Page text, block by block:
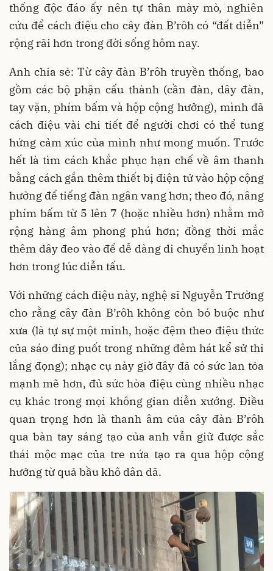
thống độc đáo ấy nên tự thân mày mò, nghiên
cứu để cách điệu cho cây đàn B’rôh có “đất diễn”
rộng rãi hơn trong đời sống hôm nay.
Anh chia sẻ: Từ cây đàn B’rôh truyền thống, bao
gồm các bộ phận cấu thành (cần đàn, dây đàn,
tay vặn, phím bấm và hộp cộng hưởng), mình đã
cách điệu vài chi tiết để người chơi có thể tung
hứng cảm xúc của mình như mong muốn. Trước
hết là tìm cách khắc phục hạn chế về âm thanh
bằng cách gắn thêm thiết bị điện tử vào hộp cộng
hưởng để tiếng đàn ngân vang hơn; theo đó, nâng
phím bấm từ 5 lên 7 (hoặc nhiều hơn) nhằm mở
rộng hàng âm phong phú hơn; đồng thời mắc
thêm dây đeo vào để dễ dàng di chuyển linh hoạt
hơn trong lúc diễn tấu.
Với những cách điệu này, nghệ sĩ Nguyễn Trường
cho rằng cây đàn B’rôh không còn bó buộc như
xưa (là tự sự một mình, hoặc đệm theo điệu thức
của sáo đing puốt trong những đêm hát kể sử thi
lắng đọng); nhạc cụ này giờ đây đã có sức lan tỏa
mạnh mẽ hơn, đủ sức hòa điệu cùng nhiều nhạc
cụ khác trong mọi không gian diễn xướng. Điều
quan trọng hơn là thanh âm của cây đàn B’rôh
qua bàn tay sáng tạo của anh vẫn giữ được sắc
thái mộc mạc của tre nứa tạo ra qua hộp cộng
hưởng từ quả bầu khô dân dã.